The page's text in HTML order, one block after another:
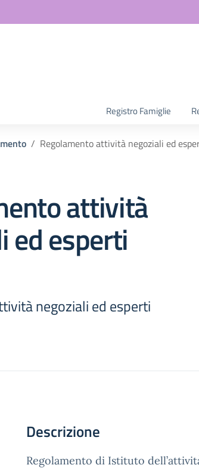
Registro Famiglie
Regolamento attività negoziali ed
attività
ed esperti
negoziali ed esperti
Descrizione
Regolamento di Istituto